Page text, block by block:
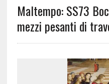
Maltempo: SS73
mezzi pesanti di